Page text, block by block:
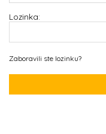
Lozinka:
Zaboravili ste lozinku?